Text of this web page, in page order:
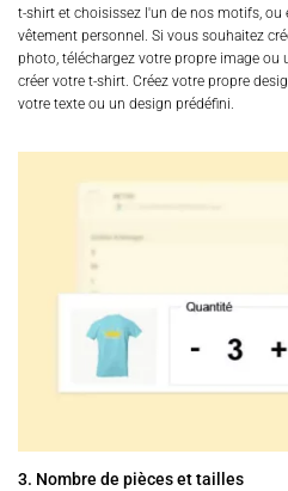
t-shirt et choisissez l'un de nos motifs, ou
vêtement personnel. Si vous souhaitez
photo, téléchargez votre propre image
créer votre t-shirt. Créez votre propre
votre texte ou un design prédéfini.
3. Nombre de pièces et tailles